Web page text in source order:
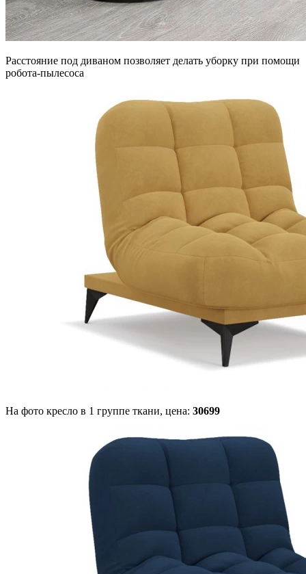
Расстояние под диваном позволяет делать уборку при помощи
робота-пылесоса
На фото кресло в 1 группе ткани, цена: 30699